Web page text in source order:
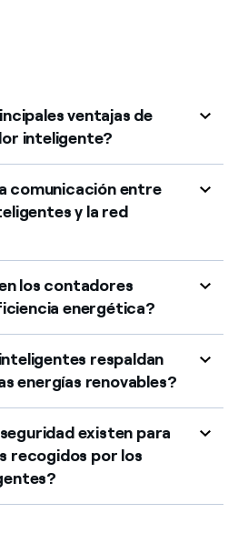
ventajas de
inteligente?
comunicación entre
y la red
los contadores
energética?
respaldan
energías renovables?
existen para
recogidos por los